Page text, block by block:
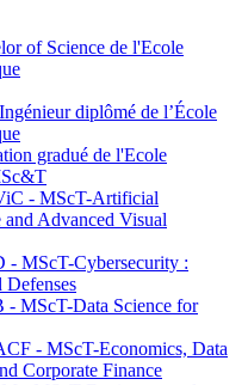
of Science de l'Ecole
diplômé de l’École
gradué de l'Ecole
- MScT-Artificial
and Advanced Visual
- MScT-Cybersecurity :
Defenses
- MScT-Data Science for
- MScT-Economics, Data
Corporate Finance